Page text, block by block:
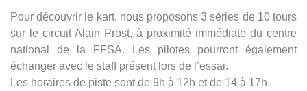
Pour découvrir le kart, nous proposons 3 séries de 10 tours
sur le circuit Alain Prost, à proximité immédiate du centre
national de la FFSA. Les pilotes pourront également
échanger avec le staff présent lors de l’essai.
Les horaires de piste sont de 9h à 12h et de 14 à 17h.